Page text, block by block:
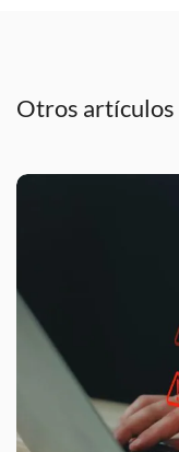
Otros artículos